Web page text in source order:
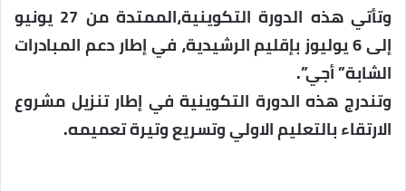
وتأتي هذه الدورة التكوينية،الممتدة من 27 يونيو
إلى 6 يوليوز بإقليم الرشيدية، في إطار دعم المبادرات
الشابة” أجي”.
وتندرج هذه الدورة التكوينية في إطار تنزيل مشروع
الارتقاء بالتعليم الاولي وتسريع وتيرة تعميمه.